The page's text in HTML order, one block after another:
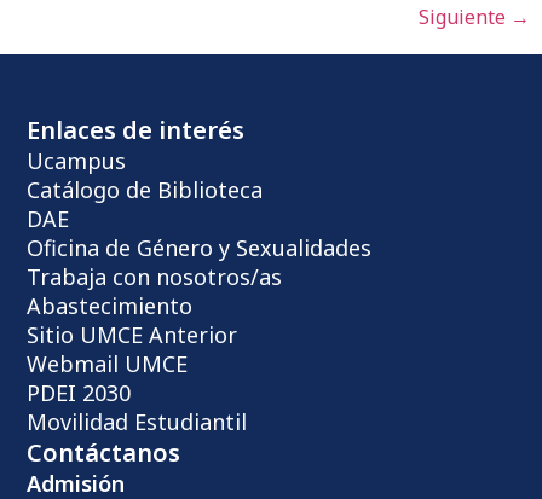
Siguiente →
Enlaces de interés
Ucampus
Catálogo de Biblioteca
DAE
Oficina de Género y Sexualidades
Trabaja con nosotros/as
Abastecimiento
Sitio UMCE Anterior
Webmail UMCE
PDEI 2030
Movilidad Estudiantil
Contáctanos
Admisión